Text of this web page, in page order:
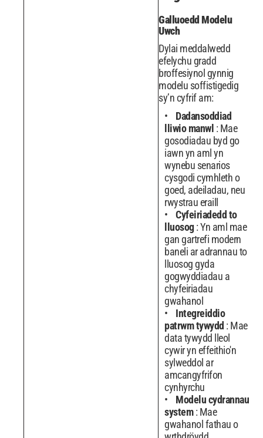
Galluoedd Modelu
Uwch
Dylai meddalwedd
efelychu gradd
broffesiynol gynnig
modelu soffistigedig
sy’n cyfrif am:
Dadansoddiad
lliwio manwl : Mae
gosodiadau byd go
iawn yn aml yn
wynebu senarios
cysgodi cymhleth o
goed, adeiladau, neu
rwystrau eraill
Cyfeiriadedd to
lluosog: Yn aml mae
gan gartrefi modern
baneli ar adrannau to
lluosog gyda
gogwyddiadau a
chyfeiriadau
gwahanol
Integreiddio
patrwm tywydd : Mae
data tywydd lleol
cywir yn effeithio'n
sylweddol ar
amcangyfrifon
cynhyrchu
Modelu cydrannau
system: Mae
gwahanol fathau o